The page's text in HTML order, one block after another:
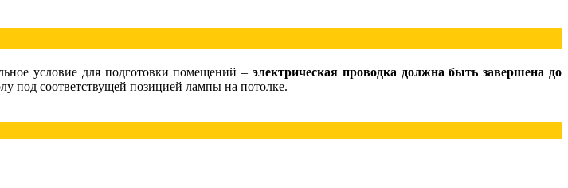
условие для подготовки помещений – электрическая проводка должна быть завершена до
под соответствущей позицией лампы на потолке.